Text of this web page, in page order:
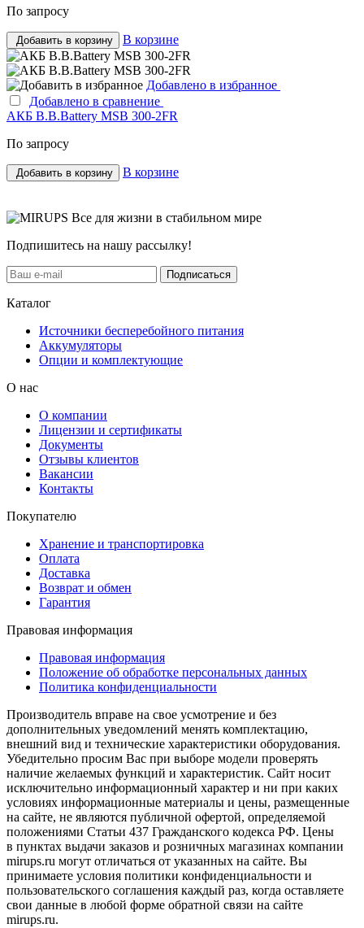
По запросу
Добавить в корзину В корзине
Добавлено в избранное
Добавлено в сравнение
АКБ B.B.Bаttery MSB 300-2FR
По запросу
Добавить в корзину В корзине
Все для жизни в стабильном мире
Подпишитесь на нашу рассылку!
Подписаться
Каталог
Источники бесперебойного питания
Аккумуляторы
Опции и комплектующие
О нас
О компании
Лицензии и сертификаты
Документы
Отзывы клиентов
Вакансии
Контакты
Покупателю
Хранение и транспортировка
Оплата
Доставка
Возврат и обмен
Гарантия
Правовая информация
Правовая информация
Положение об обработке персональных данных
Политика конфиденциальности
Производитель вправе на свое усмотрение и без
дополнительных уведомлений менять комплектацию,
внешний вид и технические характеристики оборудования.
Убедительно просим Вас при выборе модели проверять
наличие желаемых функций и характеристик. Сайт носит
исключительно информационный характер и ни при каких
условиях информационные материалы и цены, размещенные
на сайте, не являются публичной офертой, определяемой
положениями Статьи 437 Гражданского кодекса РФ. Цены
в пунктах выдачи заказов и розничных магазинах компании
mirups.ru могут отличаться от указанных на сайте. Вы
принимаете условия политики конфиденциальности и
пользовательского соглашения каждый раз, когда оставляете
свои данные в любой форме обратной связи на сайте
mirups.ru.